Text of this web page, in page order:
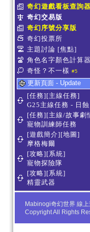
奇幻遊戲看板查詢器
奇幻交易版
奇幻序號分享版
奇幻投票所
主題討論 [焦點]
角色名字顏色計算器
奇怪？不一樣 #5
更新頁面 - Update
[任務][主線任務]
G25主線任務 - 日蝕
[任務][主線/故事劇
寵物訓練師任務
[遊戲簡介][地圖]
摩格梅爾
[攻略][系統]
寵物探險隊
[攻略][系統]
精靈武器
Mabinogi奇幻世界 線
Copyright All Rights